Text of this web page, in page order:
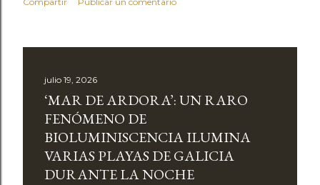
julio 19, 2026
‘MAR DE ARDORA’: UN RARO
FENÓMENO DE
BIOLUMINISCENCIA ILUMINA
VARIAS PLAYAS DE GALICIA
DURANTE LA NOCHE